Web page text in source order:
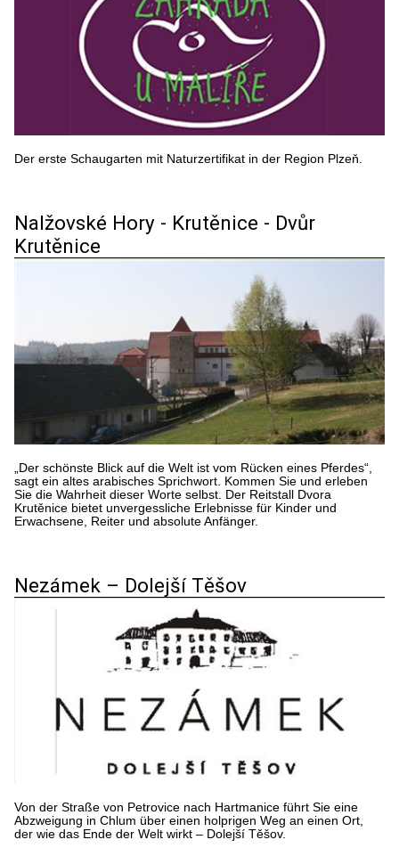
Der erste Schaugarten mit Naturzertifikat in der Region Plzeň.
Nalžovské Hory - Krutěnice - Dvůr
Krutěnice
„Der schönste Blick auf die Welt ist vom Rücken eines Pferdes“,
sagt ein altes arabisches Sprichwort. Kommen Sie und erleben
Sie die Wahrheit dieser Worte selbst. Der Reitstall Dvora
Krutěnice bietet unvergessliche Erlebnisse für Kinder und
Erwachsene, Reiter und absolute Anfänger.
Nezámek – Dolejší Těšov
Von der Straße von Petrovice nach Hartmanice führt Sie eine
Abzweigung in Chlum über einen holprigen Weg an einen Ort,
der wie das Ende der Welt wirkt – Dolejší Těšov.